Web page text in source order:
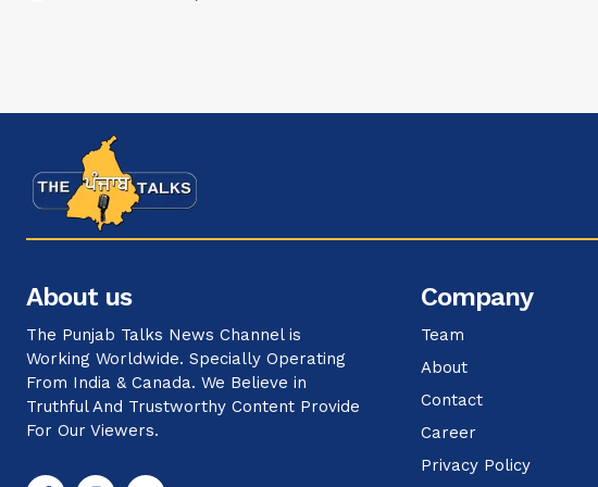
About us
The Punjab Talks News Channel is
Working Worldwide. Specially Operating
From India & Canada. We Believe in
Truthful And Trustworthy Content Provide
For Our Viewers.
Company
Team
About
Contact
Career
Privacy Policy